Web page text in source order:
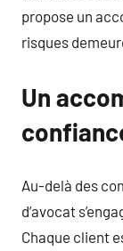
propose un
risques
Un
Au-delà des
d’avocat
Chaque client